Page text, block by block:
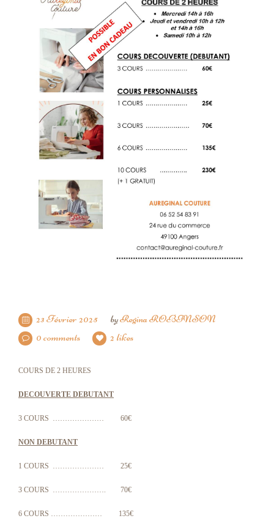
23 Février 2025 byRegina ROBINSON
0 comments
2 likes
COURS DE 2 HEURES
DECOUVERTE DEBUTANT
3 COURS ………………… 60€
NON DEBUTANT
1 COURS ………………… 25€
3 COURS …………………. 70€
6 COURS ………………… 135€